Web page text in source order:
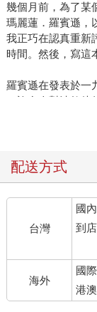
幾個月前，為了某
瑪麗蓮．羅賓遜，
我正巧在認真重新
時間。然後，寫這
羅賓遜在發表於一
了許多人對清教
辱之詞），並對
寬容而準確的說
這個現象許多重
次談起清教徒時所
那麼，為什麼會
「清教徒」？「
例，指出我們有
下，去貶抑受人
們自知會得到社
說，我們譴責清教
配送方式
台灣
國
到
海外
國
港